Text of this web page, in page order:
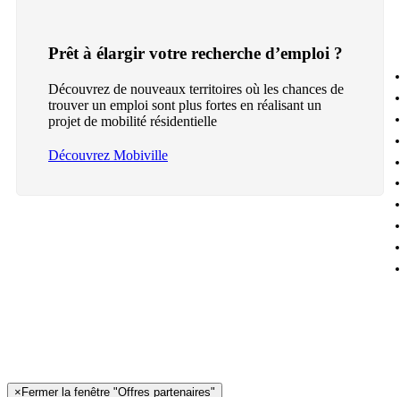
Prêt à élargir votre recherche d’emploi ?
Découvrez de nouveaux territoires où les chances de
trouver un emploi sont plus fortes en réalisant un
projet de mobilité résidentielle
Découvrez Mobiville
× Fermer la fenêtre "Offres partenaires"